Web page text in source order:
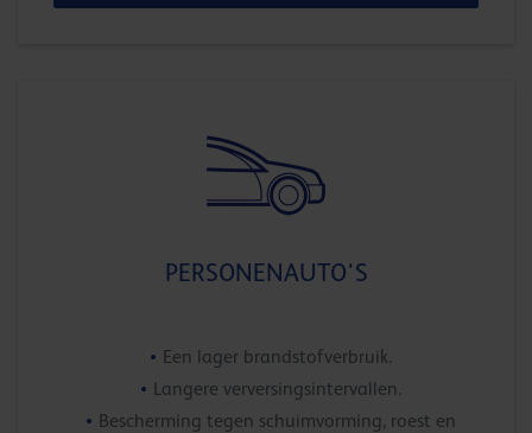
PERSONENAUTO'S
Een lager brandstofverbruik.
Langere verversingsintervallen.
Bescherming tegen schuimvorming, roest en